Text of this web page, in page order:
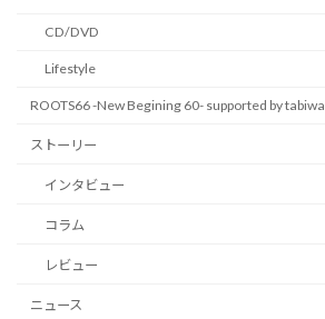
CD/DVD
Lifestyle
ROOTS66 -New Begining 60- supported by tabiwa
ストーリー
インタビュー
コラム
レビュー
ニュース